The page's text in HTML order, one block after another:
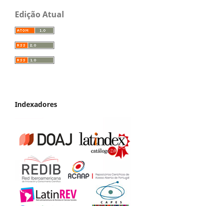
Edição Atual
Indexadores